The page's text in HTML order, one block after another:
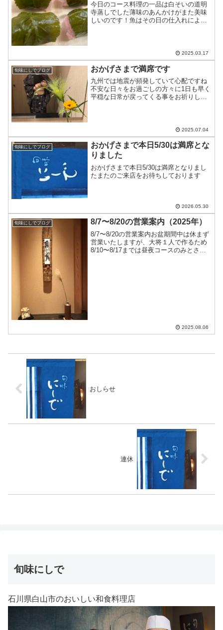
今日のコース料理の一品は白そいの道明
寺蒸しでした薄味のあんかけがまた美味
しいのです！魚はその日の仕入れにより
2025.03.17
旬味にしでブログ おかげさまで満席です
九州では地震が頻発していて心配ですね
不安な日々をお過ごしの方々に1日も早く
平穏な日常が戻ってくる事をお祈りして
2025.07.04
旬味にしでブログ
おかげさまで本日5/30は満席とな
りました
おかげさまで本日5/30は満席となりまし
たまたのご来店をお待ちしております
2026.05.30
旬味にしでブログ 8/7〜8/20の営業案内（2025年）
8/7〜8/20の営業案内お盆期間中は休まず
営業いたしますが、大将１人で作るため
8/10〜8/17までは昼夜コースのみとさせ
2025.08.06
おしらせ
連休
旬味にしで
石川県白山市のおいしい和食料理店